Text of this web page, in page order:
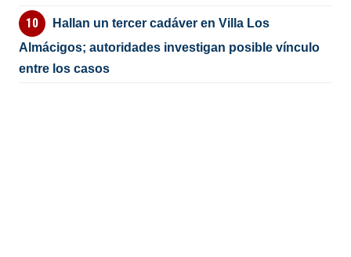
Hallan un tercer cadáver en Villa Los
Almácigos; autoridades investigan posible vínculo
entre los casos